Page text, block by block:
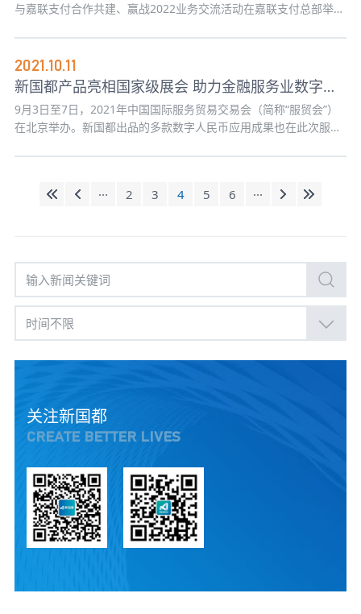
与嘉联支付合作共建、赢战2022业务交流活动在嘉联支付总部举
2021.10.11
新国都产品亮相国家级展会 助力金融服务业数字化转型
9月3日至7日，2021年中国国际服务贸易交易会（简称“服贸会”）
在北京举办。新国都出品的多款数字人民币应用成果也在此次服贸
··· 2 3 4 5 6 ···
时间不限
关注新国都
CREATE BETTER LIVES